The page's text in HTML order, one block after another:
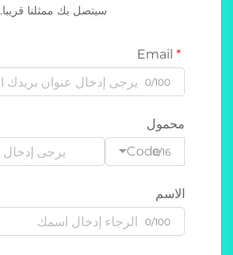
سيتصل بك ممثلنا قريبا.
0/100
محمول
Code0/16
الاسم
0/100